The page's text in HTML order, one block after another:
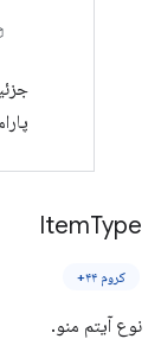
ItemType
کروم ۴۴+
نوع آیتم منو.